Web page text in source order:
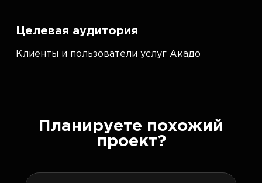
Целевая аудитория
Клиенты и пользователи услуг Акадо
Планируете похожий
проект?